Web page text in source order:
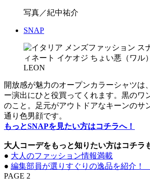
写真／紀中祐介
SNAP
開放感が魅力のオープンカラーシャツは
ー演出にひと役買ってくれます。黒のワ
のこと。足元がアウトドアなキーンのサ
通り色男顔です。
もっとSNAPを見たい方はコチラへ！
大人コーデをもっと知りたい方はコチラ
● 大人のファッション情報満載
● 編集部員が選りすぐりの逸品を紹介！
PAGE 2